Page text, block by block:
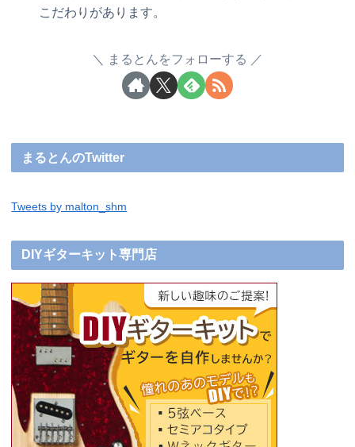
こだわりがあります。
まるとんをフォローする
まるとんのTwitter
Tweets by malton_shm
DIYギターキット専門店